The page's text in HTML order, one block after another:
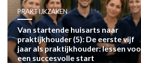
PRAKTIJKZAKEN
Van startende huisarts naar
praktijkhouder (5): De eerste vijf
jaar als praktijkhouder: lessen
een succesvolle start